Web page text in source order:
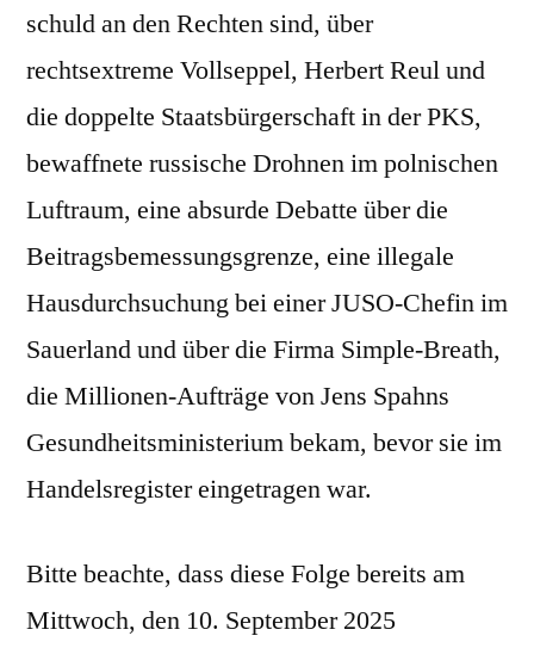
schuld an den Rechten sind, über
rechtsextreme Vollseppel, Herbert Reul und
die doppelte Staatsbürgerschaft in der PKS,
bewaffnete russische Drohnen im polnischen
Luftraum, eine absurde Debatte über die
Beitragsbemessungsgrenze, eine illegale
Hausdurchsuchung bei einer JUSO-Chefin im
Sauerland und über die Firma Simple-Breath,
die Millionen-Aufträge von Jens Spahns
Gesundheitsministerium bekam, bevor sie im
Handelsregister eingetragen war.
Bitte beachte, dass diese Folge bereits am
Mittwoch, den 10. September 2025